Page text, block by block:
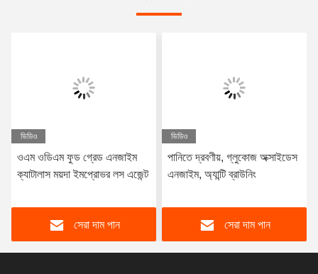
ভিডিও
ওএম ওডিএম ফুড গ্রেড এনজাইম
ক্যাটালাস ময়দা ইমপ্রোভর লস এজেন্ট
সেরা দাম পান
ভিডিও
পানিতে দ্রবণীয়, গ্লুকোজ অক্সাইডেস
এনজাইম, অ্যান্টি ব্রাউনিং
সেরা দাম পান